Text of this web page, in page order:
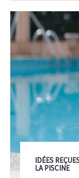
IDÉES
LA PISCINE